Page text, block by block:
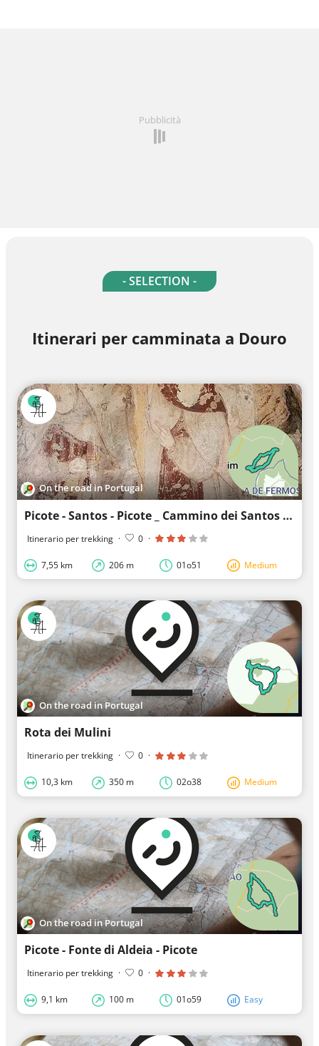
Pubblicità
- SELECTION -
Itinerari per camminata a Douro
On the road in Portugal
Picote - Santos - Picote _ Cammino dei Santos - Fuogo
Itinerario per trekking · 0 ·
7,55 km 206 m 01o51 Medium
On the road in Portugal
Rota dei Mulini
Itinerario per trekking · 0 ·
10,3 km 350 m 02o38 Medium
On the road in Portugal
Picote - Fonte di Aldeia - Picote
Itinerario per trekking · 0 ·
9,1 km 100 m 01o59 Easy